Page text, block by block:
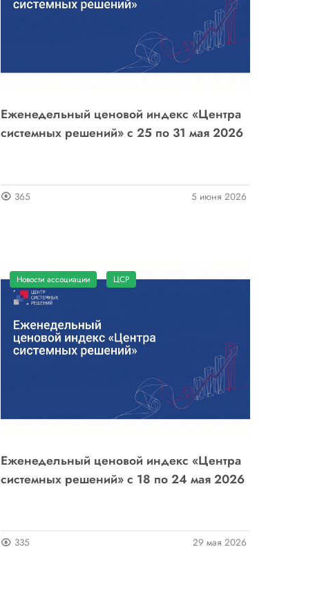
Еженедельный ценовой индекс «Центра
системных решений» с 25 по 31 мая 2026
365 5 июня 2026
Новости ассоциации ЦСР
Еженедельный ценовой индекс «Центра
системных решений» с 18 по 24 мая 2026
335 29 мая 2026